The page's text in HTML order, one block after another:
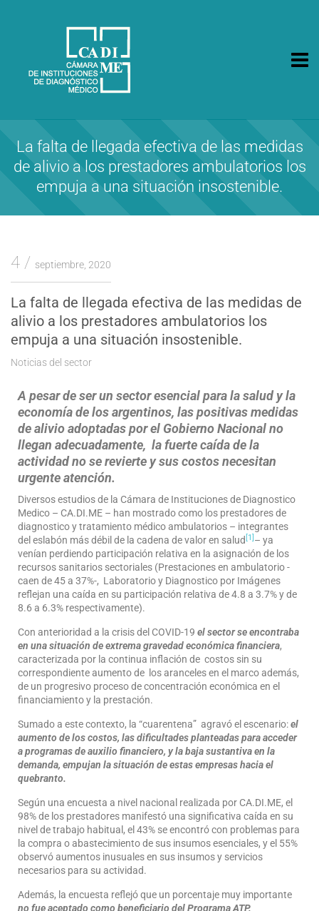
CA.DI.ME.
Cámara de Instituciones de Diagnóstico Médico
La falta de llegada efectiva de las medidas
de alivio a los prestadores ambulatorios los
empuja a una situación insostenible.
4 septiembre, 2020
La falta de llegada efectiva de las medidas de
alivio a los prestadores ambulatorios los
empuja a una situación insostenible.
Noticias del sector
A pesar de ser un sector esencial para la salud y la
economía de los argentinos, las positivas medidas
de alivio adoptadas por el Gobierno Nacional no
llegan adecuadamente, la fuerte caída de la
actividad no se revierte y sus costos necesitan
urgente atención.
Diversos estudios de la Cámara de Instituciones de Diagnostico
Medico – CA.DI.ME – han mostrado como los prestadores de
diagnostico y tratamiento médico ambulatorios – integrantes
del eslabón más débil de la cadena de valor en salud [1] – ya
venían perdiendo participación relativa en la asignación de los
recursos sanitarios sectoriales (Prestaciones en ambulatorio -
caen de 45 a 37%-, Laboratorio y Diagnostico por Imágenes
reflejan una caída en su participación relativa de 4.8 a 3.7% y de
8.6 a 6.3% respectivamente).
Con anterioridad a la crisis del COVID-19 el sector se encontraba
en una situación de extrema gravedad económica financiera,
caracterizada por la continua inflación de costos sin su
correspondiente aumento de los aranceles en el marco además,
de un progresivo proceso de concentración económica en el
financiamiento y la prestación.
Sumado a este contexto, la “cuarentena” agravó el escenario:el
aumento de los costos, las dificultades planteadas para acceder
a programas de auxilio financiero, y la baja sustantiva en la
demanda, empujan la situación de estas empresas hacia el
quebranto.
Según una encuesta a nivel nacional realizada por CA.DI.ME, el
98% de los prestadores manifestó una significativa caída en su
nivel de trabajo habitual, el 43% se encontró con problemas para
la compra o abastecimiento de sus insumos esenciales, y el 55%
observó aumentos inusuales en sus insumos y servicios
necesarios para su actividad.
Además, la encuesta reflejó que un porcentaje muy importante
no fue aceptado como beneficiario del Programa ATP.